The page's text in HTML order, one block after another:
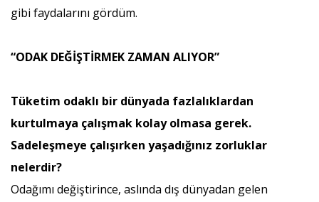
gibi faydalarını gördüm.
“ODAK DEĞİŞTİRMEK ZAMAN ALIYOR”
Tüketim odaklı bir dünyada fazlalıklardan
kurtulmaya çalışmak kolay olmasa gerek.
Sadeleşmeye çalışırken yaşadığınız zorluklar
nelerdir?
Odağımı değiştirince, aslında dış dünyadan gelen